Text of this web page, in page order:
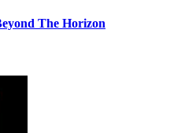
The Horizon